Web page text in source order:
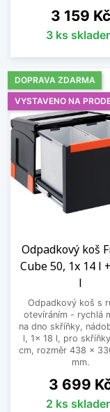
Cena
3 159 Kč
3 ks
Odpadkový koš
Cube 50, 1x 14 l
l
Odpadkový koš s
otevíráním - rychlá
na dno skříňky,
l, 1x 18 l, pro
cm, rozměr 438 x
mm.
Cena
3 699
2 ks
DOPRAVA ZDARMA
VYSTAVENO NA